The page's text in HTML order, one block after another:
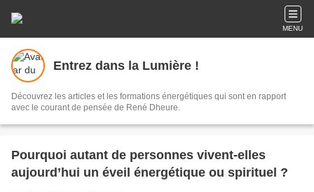
MENU
Entrez dans la Lumière !
Découvrez les articles et les formations énergétiques qui sont en rapport
avec le courant de pensée de René Dheure.
Pourquoi autant de personnes vivent-elles
aujourd’hui un éveil énergétique ou spirituel ?